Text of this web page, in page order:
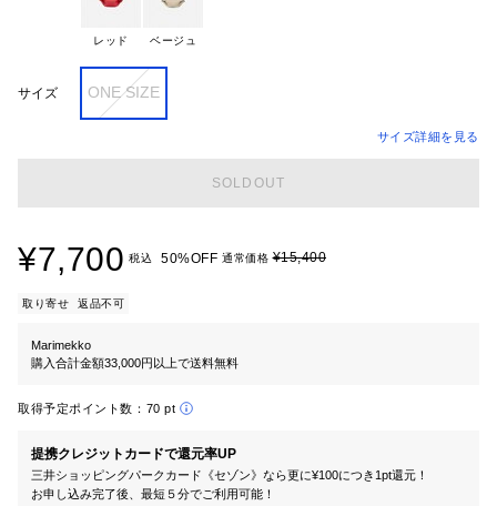
レッド ベージュ
サイズ ONE SIZE
サイズ詳細を見る
SOLDOUT
¥7,700 税込 50%OFF 通常価格¥15,400
取り寄せ 返品不可
Marimekko
購入合計金額33,000円以上で送料無料
取得予定ポイント数： 70 pt
提携クレジットカードで還元率UP
三井ショッピングパークカード《セゾン》なら更に¥100につき1pt還元！
お申し込み完了後、最短５分でご利用可能！